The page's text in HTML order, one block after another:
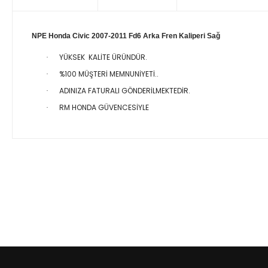
NPE Honda Civic 2007-2011 Fd6 Arka Fren Kaliperi Sağ
· YÜKSEK KALİTE ÜRÜNDÜR.
· %100 MÜŞTERİ MEMNUNİYETİ..
· ADINIZA FATURALI GÖNDERİLMEKTEDİR.
· RM HONDA GÜVENCESİYLE